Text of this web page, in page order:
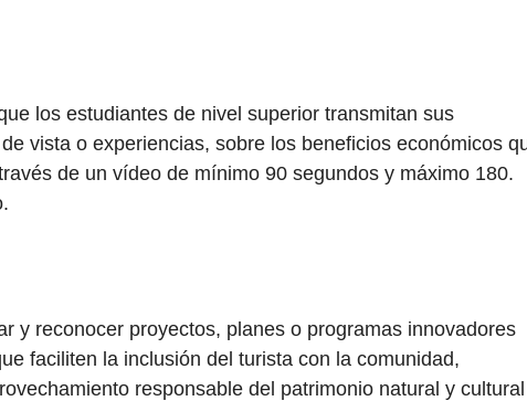
los estudiantes de nivel superior transmitan sus
vista o experiencias, sobre los beneficios económicos
de un vídeo de mínimo 90 segundos y máximo 180.
y reconocer proyectos, planes o programas innovadores
faciliten la inclusión del turista con la comunidad,
responsable del patrimonio natural y